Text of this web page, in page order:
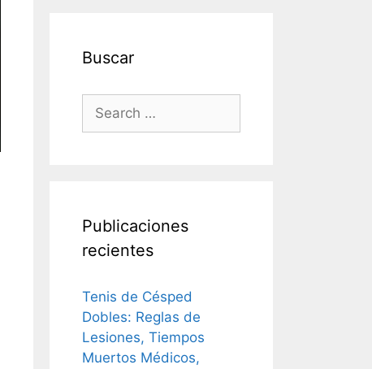
Buscar
Search
for:
Publicaciones
recientes
Tenis de Césped
Dobles: Reglas de
Lesiones, Tiempos
Muertos Médicos,